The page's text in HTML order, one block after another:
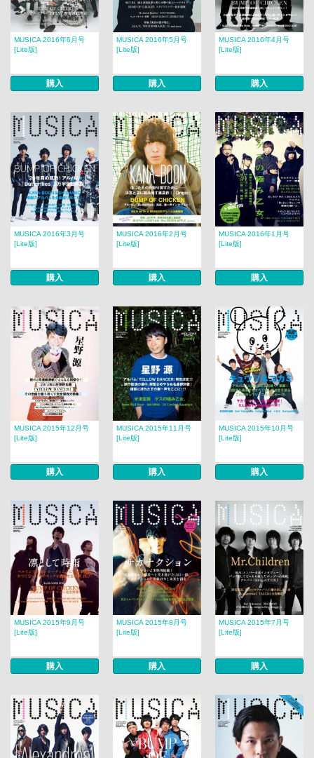
MUSICA 2016年6月号
[Lite版]
購入
MUSICA 2016年5月号
[Lite版]
購入
MUSICA 2016年4月号
[Lite版]
購入
MUSICA 2016年3月号
[Lite版]
購入
MUSICA 2016年2月号
[Lite版]
購入
MUSICA 2016年1月号
[Lite版]
購入
MUSICA 2015年12月号
[Lite版]
購入
MUSICA 2015年11月号
[Lite版]
購入
MUSICA 2015年10月号
[Lite版]
購入
MUSICA 2015年9月号
[Lite版]
購入
MUSICA 2015年8月号
[Lite版]
購入
MUSICA 2015年7月号
[Lite版]
購入